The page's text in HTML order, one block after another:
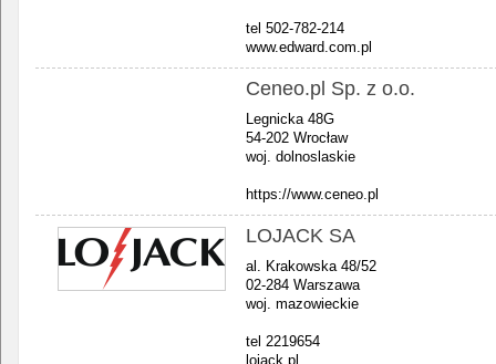
tel 502-782-214
www.edward.com.pl
Ceneo.pl Sp. z o.o.
Legnicka 48G
54-202 Wrocław
woj. dolnoslaskie
https://www.ceneo.pl
LOJACK SA
al. Krakowska 48/52
02-284 Warszawa
woj. mazowieckie
tel 2219654
lojack.pl